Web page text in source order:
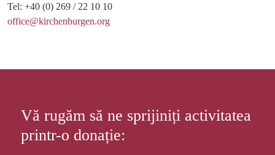
Tel: +40 (0) 269 / 22 10 10
office@kirchenburgen.org
Vă rugăm să ne sprijiniți activitatea
printr-o donație: